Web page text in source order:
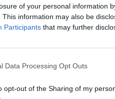
of your personal information
This information may also be
Participants that may further
Data Processing Opt Outs
opt-out of the Sharing of my
και την ανάσα μας είναι
της έναρξης.
αναγκαιότητα της
ενώνει τη γλώσσα, το